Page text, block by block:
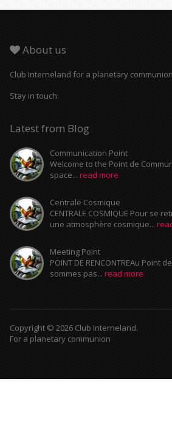
About us
Club Interneland for a planetary
Stay in touch:
Latest from Blog
Communication Point
Welcome to the Point de
space... read more
Centrale Cosmique
CENTRALE COSMIQUE Pour se
une atmosphère cosmique...
Meeting Point
POINT DE RENCONTREAu Point
sommes pas... read more
Copyright © 2026 Club Interneland.
For a planetary communion